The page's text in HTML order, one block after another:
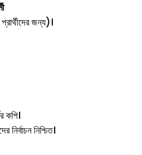
জন্য)।
কপি।
নির্বাচন নিশ্চিত।